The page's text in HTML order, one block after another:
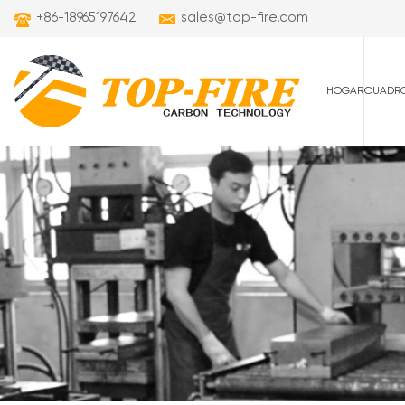
+86-18965197642 sales@top-fire.com
HOGAR